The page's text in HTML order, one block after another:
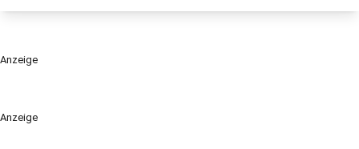
Anzeige
Anzeige